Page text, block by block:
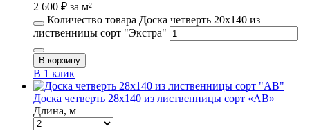
2 600 ₽ за м²
Количество товара Доска четверть 20х140 из
лиственницы сорт "Экстра"
В корзину
В 1 клик
Доска четверть 28х140 из лиственницы сорт «АВ»
Длина, м